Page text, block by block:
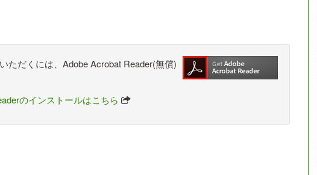
ただくには、Adobe Acrobat Reader(無償)
のインストールはこちら